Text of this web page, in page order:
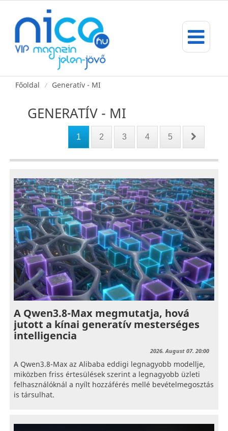
Főoldal / Generatív - MI
GENERATÍV - MI
1 2 3 4 5
A Qwen3.8-Max megmutatja, hová
jutott a kínai generatív mesterséges
intelligencia
2026. August 07. 20:00
A Qwen3.8-Max az Alibaba eddigi legnagyobb modellje,
miközben friss értesülések szerint a legnagyobb üzleti
felhasználóknál a nyílt hozzáférés mellé bevételmegosztás
is társulhat.